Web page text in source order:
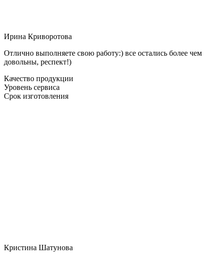
Ирина Криворотова
Отлично выполняете свою работу:) все остались более чем
довольны, респект!)
Качество продукции
Уровень сервиса
Срок изготовления
Кристина Шатунова